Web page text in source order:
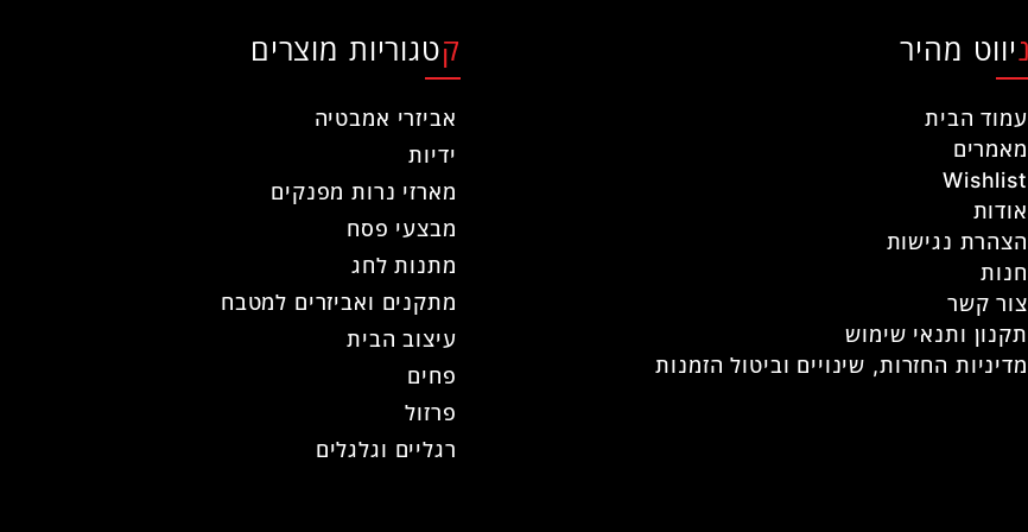
ניווט מהיר
עמוד הבית
מאמרים
Wishlist
אודות
הצהרת נגישות
חנות
צור קשר
תקנון ותנאי שימוש
מדיניות החזרות, שינויים וביטול הזמנות
קטגוריות מוצרים
אביזרי אמבטיה
ידיות
מארזי נרות מפנקים
מבצעי פסח
מתנות לחג
מתקנים ואביזרים למטבח
עיצוב הבית
פחים
פרזול
רגליים וגלגלים